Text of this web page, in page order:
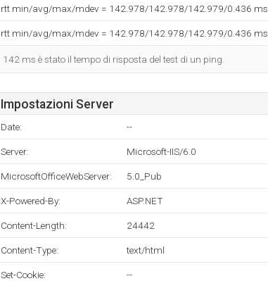
rtt min/avg/max/mdev = 142.978/142.978/142.979/0.436 ms
rtt min/avg/max/mdev = 142.978/142.978/142.979/0.436 ms
142 ms è stato il tempo di risposta del test di un ping.
Impostazioni Server
Date: --
Server: Microsoft-IIS/6.0
MicrosoftOfficeWebServer: 5.0_Pub
X-Powered-By: ASP.NET
Content-Length: 24442
Content-Type: text/html
Set-Cookie: --